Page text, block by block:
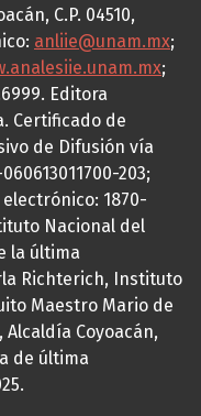
C.P. 04510,
anliie@unam.mx;
;
Editora
Certificado de
de Difusión vía
203;
electrónico: 1870-
Nacional del
la última
Richterich, Instituto
Maestro Mario de
Coyoacán,
de última